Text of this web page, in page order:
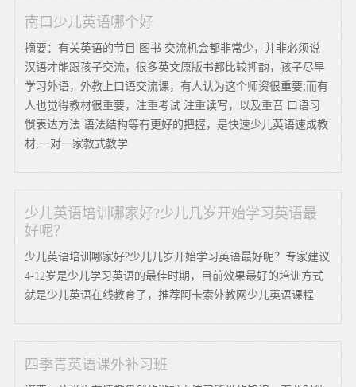
南口少儿英语哪个好
摘要：有关英语的节目 图书 交流机会都非常少，并非必须说
汉语才能跟孩子交流，很多英文原版书都比较押韵，孩子尽早
学习外语，外教上口语交流课，有人认为这个师资很重要;而有
人也觉得教材很重要，注重考试 注重读写，以及重音 口语习
惯表达方法 语法结构等有更好的把握，是快速少儿英语速成教
材,一对一家教式教学
少儿英语培训哪家好?少儿几岁开始学习英语最
好呢？
少儿英语培训哪家好?少儿几岁开始学习英语最好呢？专家建议
4-12岁是少儿学习英语的最佳时期，目前效果最好的培训方式
就是少儿英语在线教育了，推荐阿卡索外教网少儿英语课程
四季青英语课外补习班